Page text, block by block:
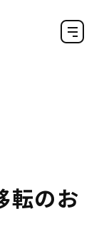
転のお